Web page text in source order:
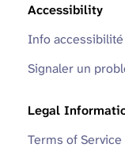
Accessibility
Info accessibilité
Signaler un
Legal
Terms of Service